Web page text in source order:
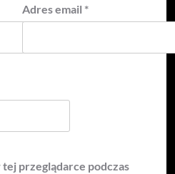
Adres email *
przeglądarce podczas